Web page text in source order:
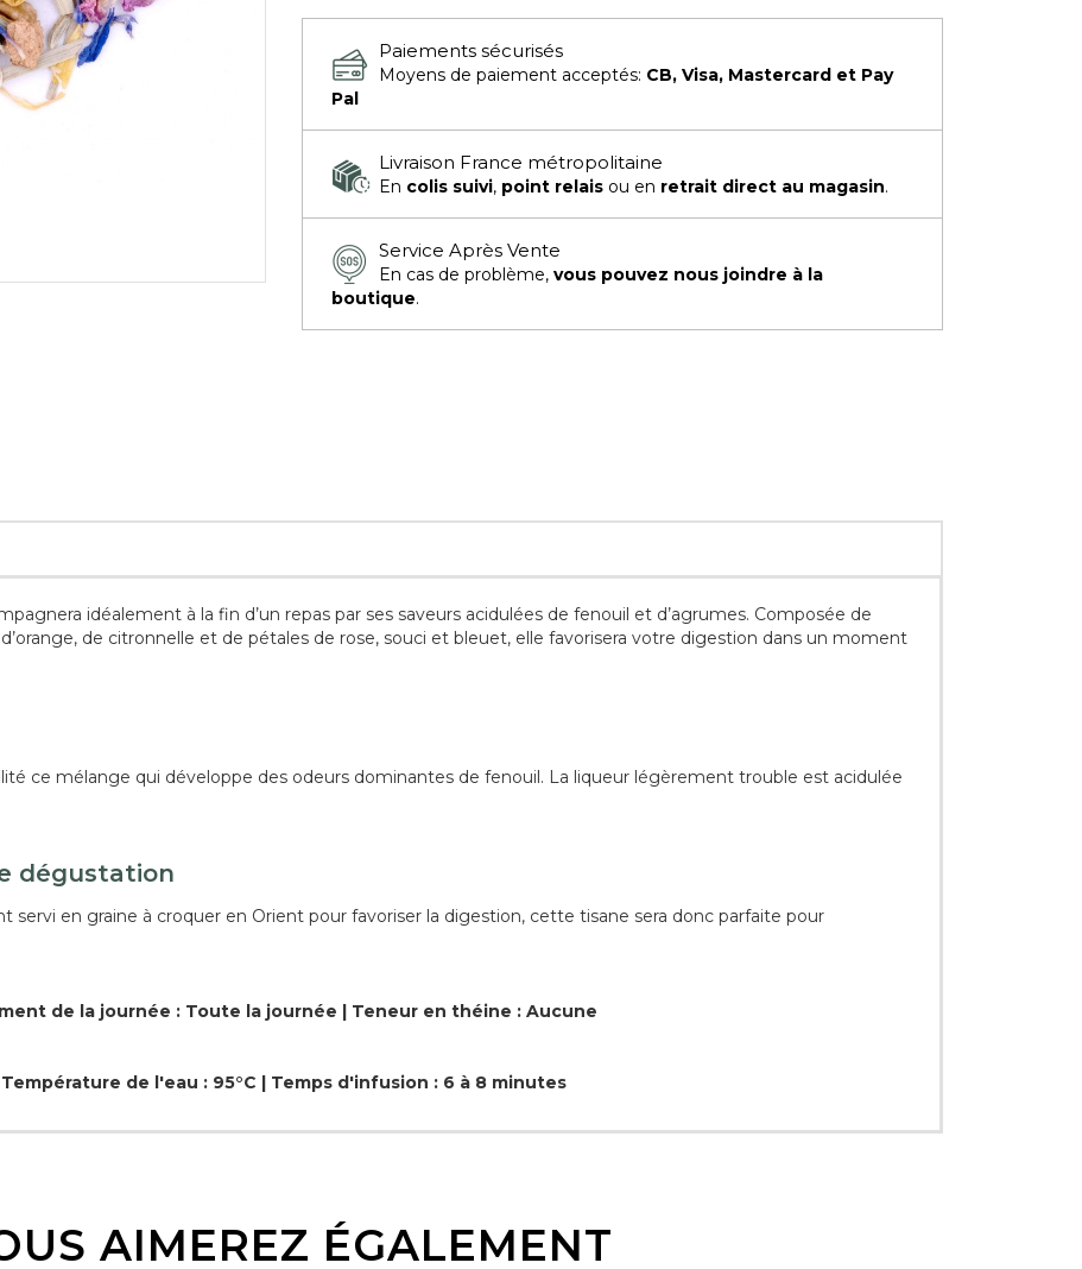
Paiements sécurisés
Moyens de paiement acceptés: CB, Visa, Mastercard et Pay
Pal
Livraison France métropolitaine
En colis suivi, point relais ou en retrait direct au magasin.
Service Après Vente
En cas de problème, vous pouvez nous joindre à la
boutique.
idéalement à la fin d’un repas par ses saveurs acidulées de fenouil et d’agrumes. Composée de
de citronnelle et de pétales de rose, souci et bleuet, elle favorisera votre digestion dans un moment
ce mélange qui développe des odeurs dominantes de fenouil. La liqueur légèrement trouble est acidulée
dégustation
servi en graine à croquer en Orient pour favoriser la digestion, cette tisane sera donc parfaite pour
de la journée : Toute la journée | Teneur en théine : Aucune
Température de l'eau : 95°C | Temps d'infusion : 6 à 8 minutes
AIMEREZ ÉGALEMENT